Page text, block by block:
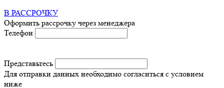
В РАССРОЧКУ
Оформить рассрочку через менеджера
Телефон
Представьтесь
Для отправки данных необходимо согласиться с условием
ниже